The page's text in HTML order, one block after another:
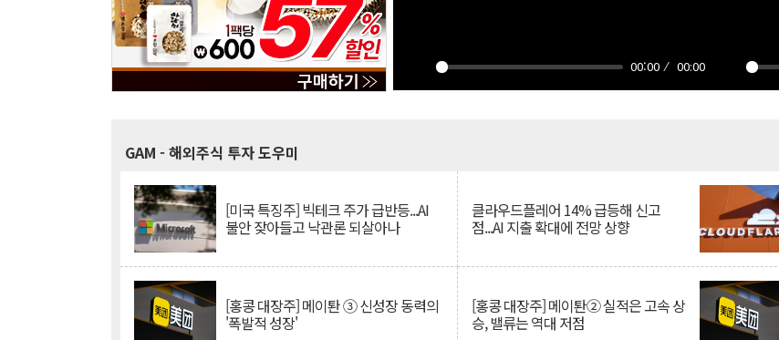
Play
00:00 00:00
Mute
GAM - 해외주식 투자 도우미
[미국 특징주] 빅테크 주가 급반등...AI
불안 잦아들고 낙관론 되살아나
클라우드플레어 14% 급등해 신고
점...AI 지출 확대에 전망 상향
[홍콩 대장주] 메이퇀 ③ 신성장 동력의
'폭발적 성장'
[홍콩 대장주] 메이퇀② 실적은 고속 상
승, 밸류는 역대 저점